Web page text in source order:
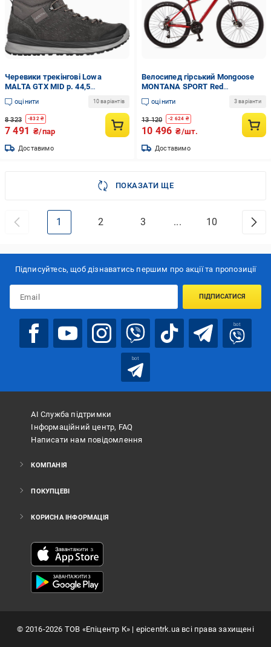
Черевики трекінгові Lowa
MALTA GTX MID р. 44,5
Anthracite (UF376BD5ED3755.4D)
оцінити 10 варіантів
8 323 -832₴
7 491 ₴/пар
Доставимо
Велосипед гірський Mongoose
MONTANA SPORT Red
(UE3677CCC94A654.6)
оцінити 3 варіанти
13 120 -2 624 ₴
10 496 ₴/шт.
Доставимо
ПОКАЗАТИ ЩЕ
1 2 3 ... 10
Підписуйтесь, щоб дізнаватись першим про акції та пропозиції
ПІДПИСАТИСЯ
bot
bot
АІ Служба підтримки
Інформаційний центр, FAQ
Написати нам повідомлення
КОМПАНІЯ
ПОКУПЦЕВІ
КОРИСНА ІНФОРМАЦІЯ
© 2016-2026 ТОВ «Епіцентр К»| epicentrk.ua всі права захищені